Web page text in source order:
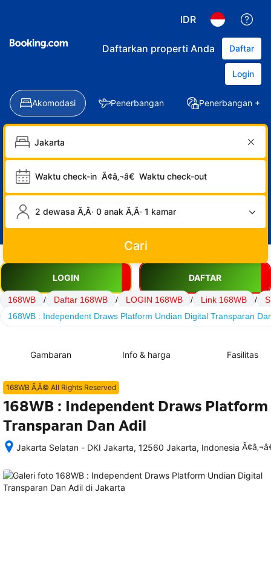
IDR
Daftarkan properti Anda Daftar
Login
Akomodasi Penerbangan Penerbangan +
Waktu check-in Ã¢â‚¬â€ Waktu check-out
2 dewasa Ã‚Â· 0 anak Ã‚Â· 1 kamar
Cari
LOGIN DAFTAR
168WB / Daftar 168WB / LOGIN 168WB / Link 168WB /
168WB : Independent Draws Platform Undian Digital Transparan
Gambaran Info & harga Fasilitas
168WB Ã‚Â© All Rights Reserved
168WB : Independent Draws
Transparan Dan Adil
Jakarta Selatan - DKI Jakarta, 12560 Jakarta, Indonesia
memesan,
rincian